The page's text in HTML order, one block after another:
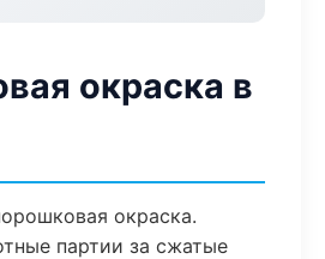
окраска в
окраска.
партии за сжатые